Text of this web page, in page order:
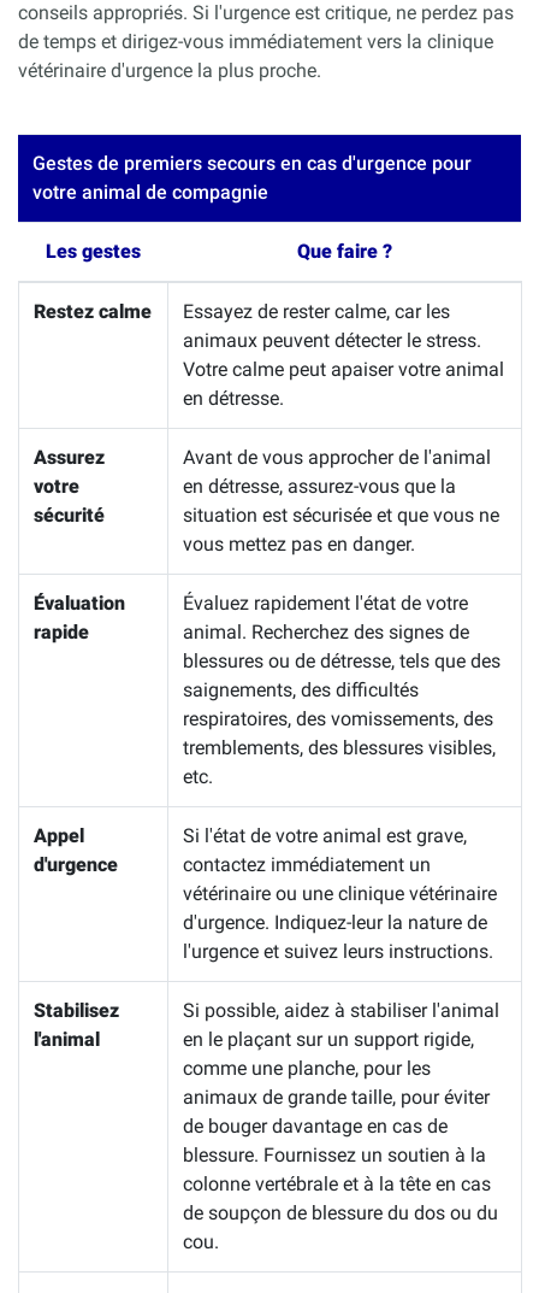
conseils appropriés. Si l'urgence est critique, ne perdez pas
de temps et dirigez-vous immédiatement vers la clinique
vétérinaire d'urgence la plus proche.
Gestes de premiers secours en cas d'urgence pour
votre animal de compagnie
Les gestes Que faire ?
Restez calme
Essayez de rester calme, car les
animaux peuvent détecter le stress.
Votre calme peut apaiser votre animal
en détresse.
Assurez
votre
sécurité
Avant de vous approcher de l'animal
en détresse, assurez-vous que la
situation est sécurisée et que vous ne
vous mettez pas en danger.
Évaluation
rapide
Évaluez rapidement l'état de votre
animal. Recherchez des signes de
blessures ou de détresse, tels que des
saignements, des difficultés
respiratoires, des vomissements, des
tremblements, des blessures visibles,
etc.
Appel
d'urgence
Si l'état de votre animal est grave,
contactez immédiatement un
vétérinaire ou une clinique vétérinaire
d'urgence. Indiquez-leur la nature de
l'urgence et suivez leurs instructions.
Stabilisez
l'animal
Si possible, aidez à stabiliser l'animal
en le plaçant sur un support rigide,
comme une planche, pour les
animaux de grande taille, pour éviter
de bouger davantage en cas de
blessure. Fournissez un soutien à la
colonne vertébrale et à la tête en cas
de soupçon de blessure du dos ou du
cou.